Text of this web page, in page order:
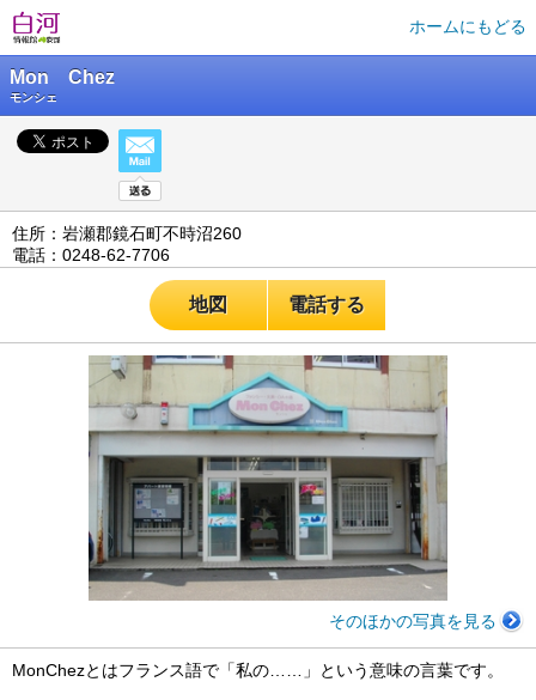
ホームにもどる
Mon Chez
モンシェ
住所：岩瀬郡鏡石町不時沼260
電話：0248-62-7706
地図 電話する
そのほかの写真を見る
MonChezとはフランス語で「私の……」という意味の言葉です。